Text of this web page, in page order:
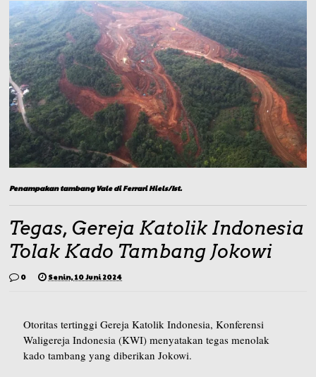
Penampakan tambang Vale di Ferrari Hiels/Ist.
Tegas, Gereja Katolik Indonesia
Tolak Kado Tambang Jokowi
0 Senin, 10 Juni 2024
Otoritas tertinggi Gereja Katolik Indonesia, Konferensi
Waligereja Indonesia (KWI) menyatakan tegas menolak
kado tambang yang diberikan Jokowi.